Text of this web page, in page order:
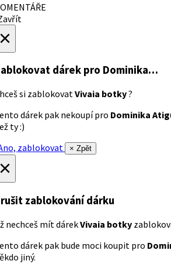
dárek pro Dominika…
si zablokovatVivaia botky?
dárek pak nekoupí pro Dominika
ty :)
zablokovat
× Zpět
zablokování dárku
nechceš mít dárekVivaia botky
dárek pak bude moci koupit pro
jiný.